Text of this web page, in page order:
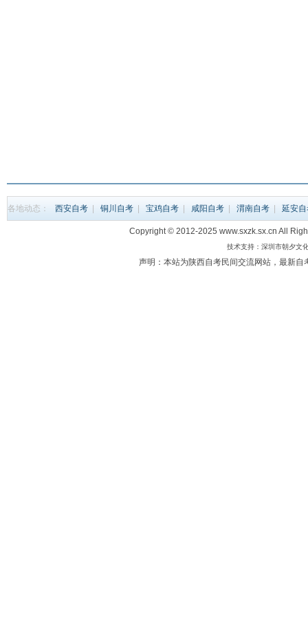
各地动态： 西安自考 铜川自考 宝鸡自考 咸阳自考 渭南自考 延安
Copyright © 2012-2025 www.sxzk.sx.cn All
技术支持：深圳市朝夕文
声明：本站为陕西自考民间交流网站，最新